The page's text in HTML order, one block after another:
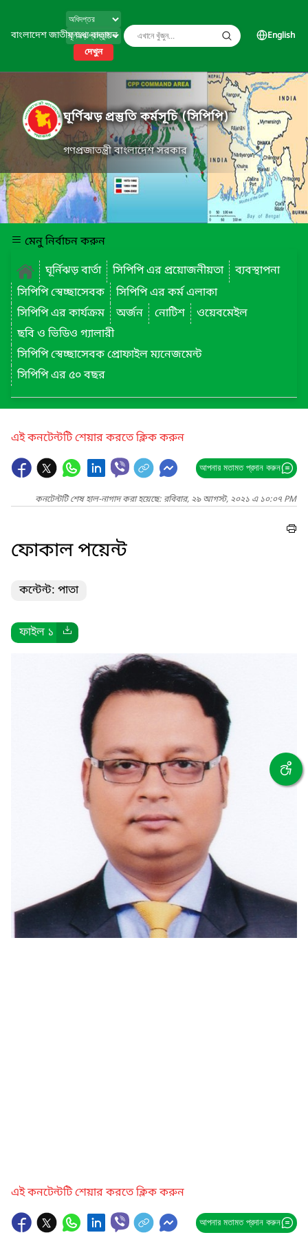
বাংলাদেশ জাতীয় তথ্য বাতায়ন
দেখুন
English
ঘূর্ণিঝড় প্রস্তুতি কর্মসূচি (সিপিপি)
গণপ্রজাতন্ত্রী বাংলাদেশ সরকার
মেনু নির্বাচন করুন
ঘূর্নিঝড় বার্তা
সিপিপি এর প্রয়োজনীয়তা
ব্যবস্থাপনা
সিপিপি স্বেচ্ছাসেবক
সিপিপি এর কর্ম এলাকা
সিপিপি এর কার্যক্রম
অর্জন নোটিশ
ওয়েবমেইল
ছবি ও ভিডিও গ্যালারী
সিপিপি স্বেচ্ছাসেবক প্রোফাইল ম্যনেজমেন্ট
সিপিপি এর ৫০ বছর
এই কনটেন্টটি শেয়ার করতে ক্লিক করুন
আপনার মতামত প্রদান করুন
কনটেন্টটি শেষ হাল-নাগাদ করা হয়েছে: রবিবার, ২৯ আগস্ট, ২০২১ এ ১০:০৭ PM
ফোকাল পয়েন্ট
কন্টেন্ট: পাতা
ফাইল ১
এই কনটেন্টটি শেয়ার করতে ক্লিক করুন
আপনার মতামত প্রদান করুন